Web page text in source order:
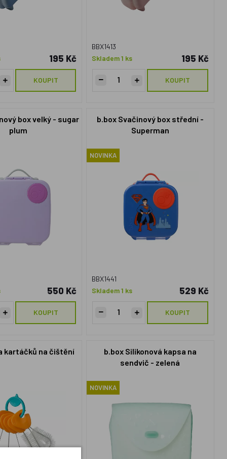
195 Kč
KOUPIT
BBX1413
Skladem 1 ks
195 Kč
KOUPIT
box velký - sugar
plum
550 Kč
KOUPIT
b.box Svačinový box střední -
Superman
NOVINKA
BBX1441
Skladem 1 ks
529 Kč
KOUPIT
kartáčků na čištění
b.box Silikonová kapsa na
sendvič - zelená
NOVINKA